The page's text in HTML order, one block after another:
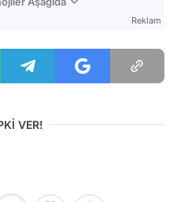
Reklam
VER!